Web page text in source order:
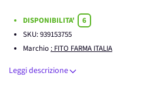
DISPONIBILITA'
6
SKU:939153755
Marchio : FITO FARMA ITALIA
Leggi descrizione